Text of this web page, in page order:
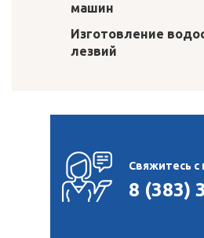
машин
Изготовление
лезвий
Свяжитесь с
8 (383)